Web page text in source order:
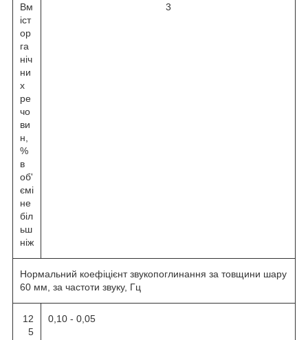
Вм
іст
ор
га
ніч
ни
х
ре
чо
ви
н,
%
в
об'
ємі
не
біл
ьш
ніж
3
Нормальний коефіцієнт звукопоглинання за товщини шару
60 мм, за частоти звуку, Гц
12
5
0,10 - 0,05